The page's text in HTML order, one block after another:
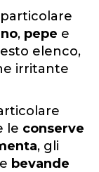
, pepe e
elenco,
irritante
le conserve
, gli
bevande